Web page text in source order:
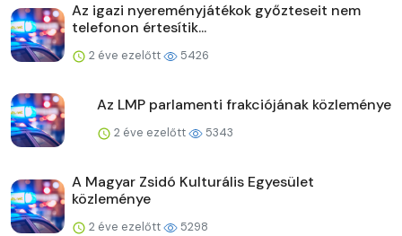
Az igazi nyereményjátékok győzteseit nem
telefonon értesítik...
2 éve ezelőtt 5426
Az LMP parlamenti frakciójának közleménye
2 éve ezelőtt 5343
A Magyar Zsidó Kulturális Egyesület
közleménye
2 éve ezelőtt 5298